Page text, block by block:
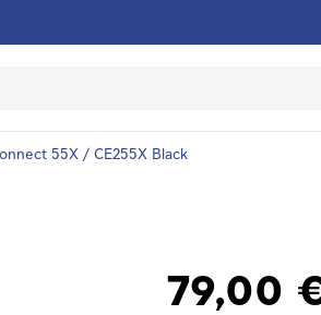
55X / CE255X Black
79,00